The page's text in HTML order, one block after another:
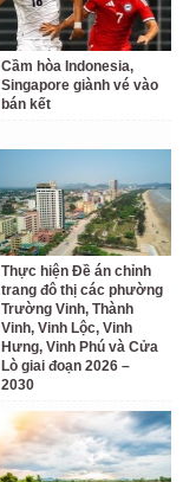
Cầm hòa Indonesia,
Singapore giành vé vào
bán kết
Thực hiện Đề án chỉnh
trang đô thị các phường
Trường Vinh, Thành
Vinh, Vinh Lộc, Vinh
Hưng, Vinh Phú và Cửa
Lò giai đoạn 2026 –
2030